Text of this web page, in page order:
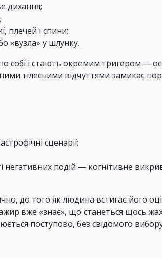
дихання;
плечей і спини;
«вузла» у шлунку.
собі і стають окремим тригером —
тілесними відчуттями замикає
сценарії;
негативних подій — когнітивне
до того як людина встигає його
вже «знає», що станеться щось
поступово, без свідомого